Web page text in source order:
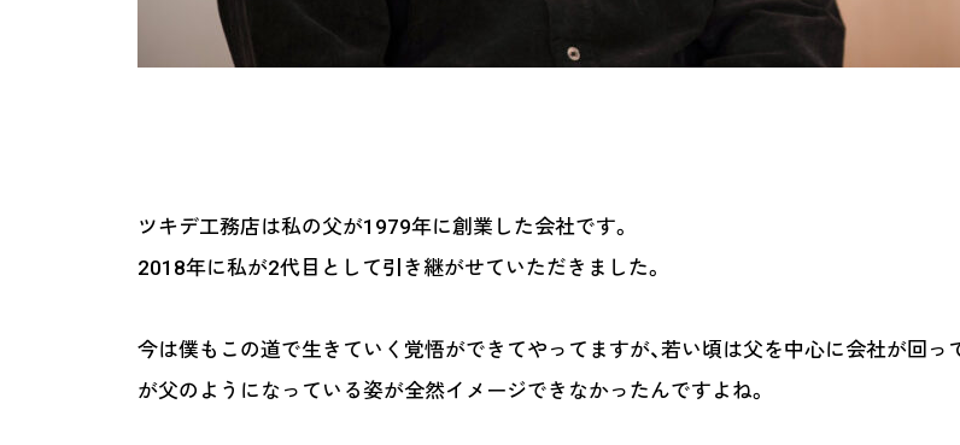
ツキデ工務店は私の父が1979年に創業した会社です。
2018年に私が2代目として引き継がせていただきました。
今は僕もこの道で生きていく覚悟ができてやってますが、若い頃は父を中心に会社が回っ
が父のようになっている姿が全然イメージできなかったんですよね。